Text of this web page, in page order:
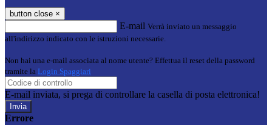
button close ×
E-mail Verrà inviato un messaggio
all'indirizzo indicato con le istruzioni necessarie.
Non hai una e-mail associata al nome utente? Effettua il reset della password
tramite la Login Spaggiari
E-mail inviata, si prega di controllare la casella di posta elettronica!
Errore